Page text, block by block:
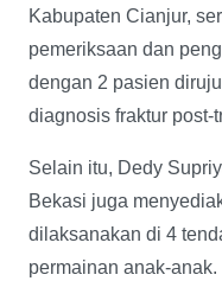
Kabupaten Cianjur,
pemeriksaan dan
dengan 2 pasien
diagnosis fraktur post-
Selain itu, Dedy
Bekasi juga
dilaksanakan di 4
permainan anak-anak.